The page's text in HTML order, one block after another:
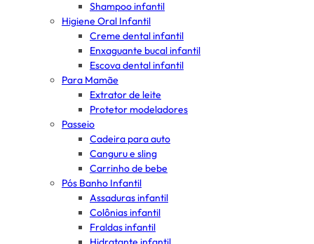
Shampoo infantil
Higiene Oral Infantil
Creme dental infantil
Enxaguante bucal infantil
Escova dental infantil
Para Mamãe
Extrator de leite
Protetor modeladores
Passeio
Cadeira para auto
Canguru e sling
Carrinho de bebe
Pós Banho Infantil
Assaduras infantil
Colônias infantil
Fraldas infantil